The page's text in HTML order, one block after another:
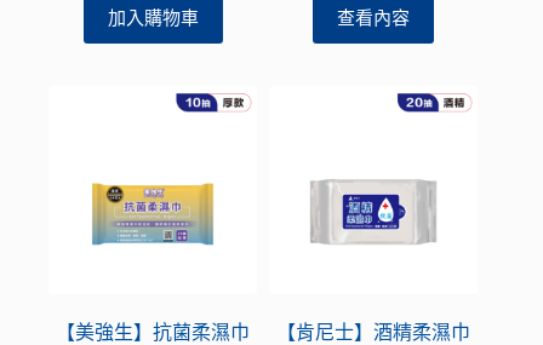
加入購物車 查看內容
【美強生】抗菌柔濕巾
【肯尼士】酒精柔濕巾